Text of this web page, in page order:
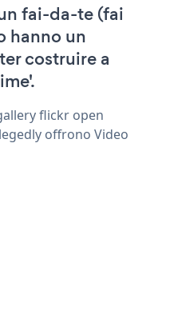
fai-da-te (fai
hanno un
costruire a
flickr open
offrono Video